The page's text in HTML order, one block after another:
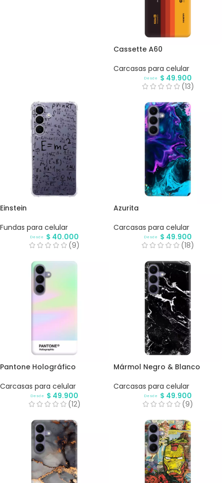
Cassette A60
Carcasas para celular
Desde $ 49.900
(13)
Einstein
Fundas para celular
Desde $ 40.000
(9)
Azurita
Carcasas para celular
Desde $ 49.900
(18)
Pantone Holográfico
Carcasas para celular
Desde $ 49.900
(12)
Mármol Negro & Blanco
Carcasas para celular
Desde $ 49.900
(9)